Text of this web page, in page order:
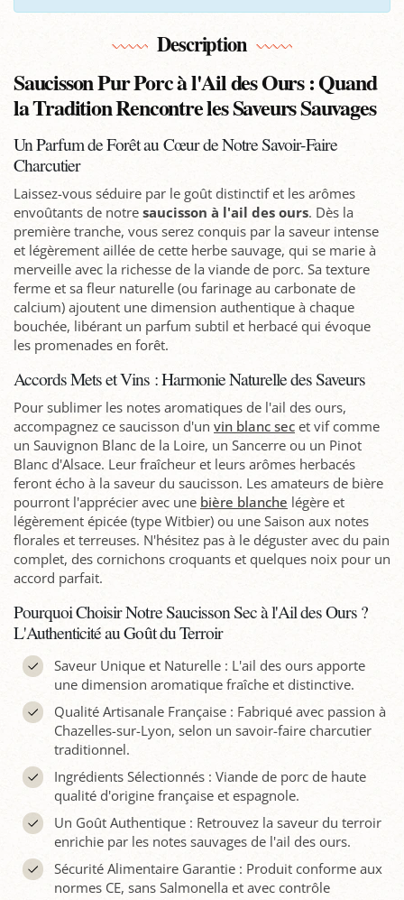
Description
Saucisson Pur Porc à l'Ail des Ours : Quand
la Tradition Rencontre les Saveurs Sauvages
Un Parfum de Forêt au Cœur de Notre Savoir-Faire
Charcutier
Laissez-vous séduire par le goût distinctif et les arômes
envoûtants de notre saucisson à l'ail des ours. Dès la
première tranche, vous serez conquis par la saveur intense
et légèrement aillée de cette herbe sauvage, qui se marie à
merveille avec la richesse de la viande de porc. Sa texture
ferme et sa fleur naturelle (ou farinage au carbonate de
calcium) ajoutent une dimension authentique à chaque
bouchée, libérant un parfum subtil et herbacé qui évoque
les promenades en forêt.
Accords Mets et Vins : Harmonie Naturelle des Saveurs
Pour sublimer les notes aromatiques de l'ail des ours,
accompagnez ce saucisson d'un vin blanc sec et vif comme
un Sauvignon Blanc de la Loire, un Sancerre ou un Pinot
Blanc d'Alsace. Leur fraîcheur et leurs arômes herbacés
feront écho à la saveur du saucisson. Les amateurs de bière
pourront l'apprécier avec une bière blanche légère et
légèrement épicée (type Witbier) ou une Saison aux notes
florales et terreuses. N'hésitez pas à le déguster avec du pain
complet, des cornichons croquants et quelques noix pour un
accord parfait.
Pourquoi Choisir Notre Saucisson Sec à l'Ail des Ours ?
L'Authenticité au Goût du Terroir
Saveur Unique et Naturelle : L'ail des ours apporte
une dimension aromatique fraîche et distinctive.
Qualité Artisanale Française : Fabriqué avec passion à
Chazelles-sur-Lyon, selon un savoir-faire charcutier
traditionnel.
Ingrédients Sélectionnés : Viande de porc de haute
qualité d'origine française et espagnole.
Un Goût Authentique : Retrouvez la saveur du terroir
enrichie par les notes sauvages de l'ail des ours.
Sécurité Alimentaire Garantie : Produit conforme aux
normes CE, sans Salmonella et avec contrôle